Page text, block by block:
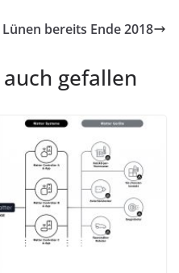
bereits Ende 2018
gefallen